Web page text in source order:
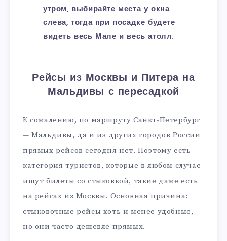
утром, выбирайте места у окна
слева, тогда при посадке будете
видеть весь Мале и весь атолл.
Рейсы из Москвы и Питера на
Мальдивы с пересадкой
К сожалению, по маршруту Санкт-Петербург
— Мальдивы, да и из других городов России
прямых рейсов сегодня нет. Поэтому есть
категория туристов, которые в любом случае
ищут билеты со стыковкой, такие даже есть
на рейсах из Москвы. Основная причина:
стыковочные рейсы хоть и менее удобные,
но они часто дешевле прямых.